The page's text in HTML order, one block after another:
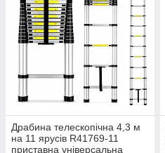
Драбина телескопічна 4,3 м
на 11 ярусів R41769-11
приставна універсальна